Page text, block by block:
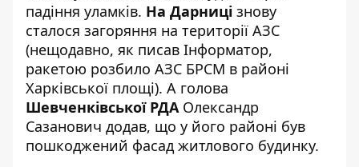
падіння уламків. На Дарниці знову
сталося загоряння на території АЗС
(нещодавно, як писав Інформатор,
ракетою розбило АЗС БРСМ в районі
Харківської площі). А голова
Шевченківської РДАОлександр
Сазанович додав, що у його районі був
пошкоджений фасад житлового будинку.